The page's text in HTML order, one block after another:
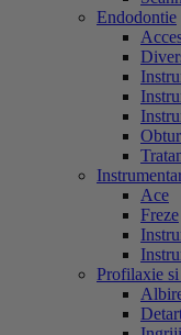
Endodontie
Ace
Freze
Profilaxie